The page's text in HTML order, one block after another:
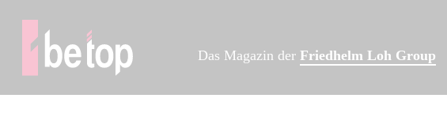
Das Magazin der Friedhelm Loh Group